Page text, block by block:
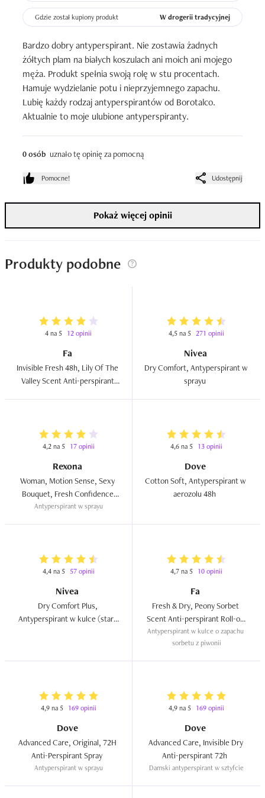
Gdzie został kupiony produkt W drogerii tradycyjnej
Bardzo dobry antyperspirant. Nie zostawia żadnych
żółtych plam na białych koszulach ani moich ani mojego
męża. Produkt spełnia swoją rolę w stu procentach.
Hamuje wydzielanie potu i nieprzyjemnego zapachu.
Lubię każdy rodzaj antyperspirantów od Borotalco.
Aktualnie to moje ulubione antyperspiranty.
0 osób uznało tę opinię za pomocną
Pomocne! Udostępnij
Pokaż więcej opinii
Produkty podobne
4 na 5 12 opinii
Fa
Invisible Fresh 48h, Lily Of The
Valley Scent Anti-perspirant
4,5 na 5 271 opinii
Nivea
Dry Comfort, Antyperspirant w
4,2 na 5 17 opinii
Rexona
Woman, Motion Sense, Sexy
Bouquet, Fresh Confidence
Antyperspirant w sprayu
4,6 na 5 13 opinii
Dove
Cotton Soft, Antyperspirant w
4,4 na 5 57 opinii
Nivea
Dry Comfort Plus,
Antyperspirant w kulce (stara
4,7 na 5 10 opinii
Fa
Fresh & Dry, Peony Sorbet
Scent Anti-perspirant Roll-on
48h
Antyperspirant w kulce o zapachu
sorbetu z piwonii
4,9 na 5 169 opinii
Dove
Advanced Care, Original, 72H
Antyperspirant w sprayu
4,9 na 5 169 opinii
Dove
Advanced Care, Invisible Dry
Damski antyperspirant w sztyfcie